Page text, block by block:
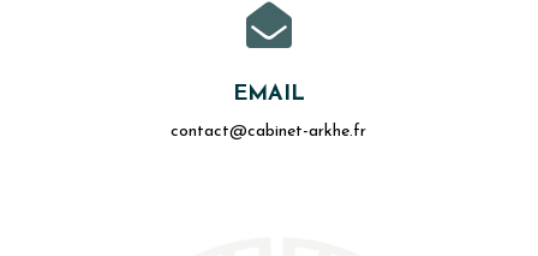

EMAIL
contact@cabinet-arkhe.fr